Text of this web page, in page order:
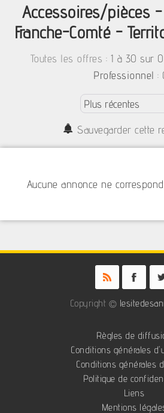
Accessoires/pièces
Franche-Comté -
Toutes les offres : 1 à 30 sur 0
Professionnel :
Sauvegarder cette
Aucune annonce ne
Copyright ©
Règles de
Conditions générales
Conditions générales
Politique de
Liens
Mentions